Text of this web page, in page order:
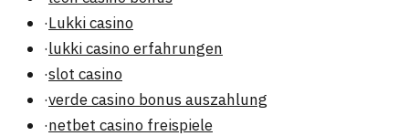
·Lukki casino
·lukki casino erfahrungen
·slot casino
·verde casino bonus auszahlung
·netbet casino freispiele